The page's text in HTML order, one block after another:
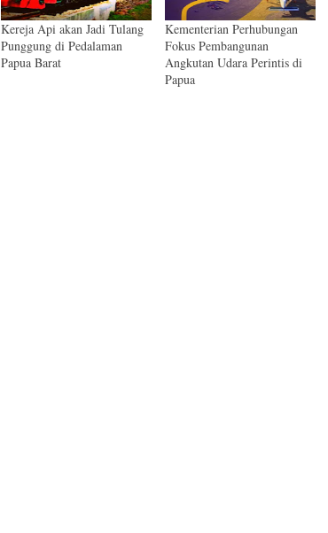
Kereja Api akan Jadi Tulang
Punggung di Pedalaman
Papua Barat
Kementerian Perhubungan
Fokus Pembangunan
Angkutan Udara Perintis di
Papua